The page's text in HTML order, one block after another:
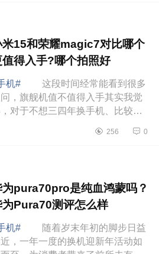
米15和荣耀magic7对比哪个
值得入手?哪个拍照好
机#
这段时间经常能看到很多
问，旗舰机值不值得入手其实我觉
对于不想三四年换手机、比较看
的，下面小编为大家介绍下小米15
256 0
为pura70pro是纯血鸿蒙吗？
为Pura70测评怎么样
机#
随着岁末年初的脚步日益
，一年一度的换机迎新年活动如